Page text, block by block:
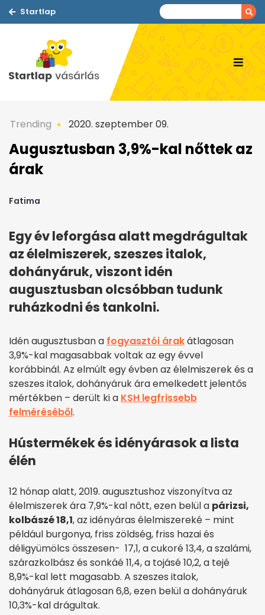
Startlap
Trending 2020. szeptember 09.
Augusztusban 3,9%-kal nőttek az
árak
Fatima
Egy év leforgása alatt megdrágultak
az élelmiszerek, szeszes italok,
dohányáruk, viszont idén
augusztusban olcsóbban tudunk
ruházkodni és tankolni.
Idén augusztusban a fogyasztói árakátlagosan
3,9%-kal magasabbak voltak az egy évvel
korábbinál. Az elmúlt egy évben az élelmiszerek és a
szeszes italok, dohányáruk ára emelkedett jelentős
mértékben – derült ki a KSH legfrissebb
felméréséből.
Hústermékek és idényárasok a lista
élén
12 hónap alatt, 2019. augusztushoz viszonyítva az
élelmiszerek ára 7,9%-kal nőtt, ezen belül a párizsi,
kolbászé 18,1, az idényáras élelmiszereké – mint
például burgonya, friss zöldség, friss hazai és
déligyümölcs összesen- 17,1, a cukoré 13,4, a szalámi,
szárazkolbász és sonkáé 11,4, a tojásé 10,2, a tejé
8,9%-kal lett magasabb. A szeszes italok,
dohányáruk átlagosan 6,8, ezen belül a dohányáruk
10,3%-kal drágultak.